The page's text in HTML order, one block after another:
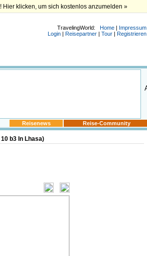
klicken, um sich kostenlos anzumelden »
TravelingWorld: Home | Impressum
Login | Reisepartner | Tour | Registrieren
Reisenews Reise-Community
b3 In Lhasa)